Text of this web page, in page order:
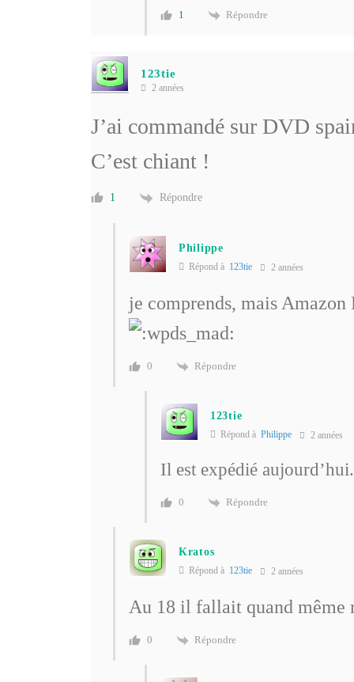
1 Répondre
123tie
2 années
J’ai commandé sur DVD
C’est chiant !
1 Répondre
Philippe
Répond à 123tie 2 années
je comprends, mais Amazon
0 Répondre
123tie
Répond à Philippe 2 années
Il est expédié
0 Répondre
Kratos
Répond à 123tie 2 années
Au 18 il fallait quand même
0 Répondre